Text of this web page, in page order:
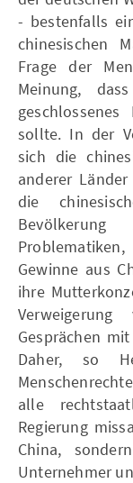
- bestenfalls
chinesischen
Frage der
Meinung,
sollte. In der
sich die
anderer
die
Gewinne aus
ihre
Gesprächen
Daher, so
alle
Regierung
China,
Unternehmer